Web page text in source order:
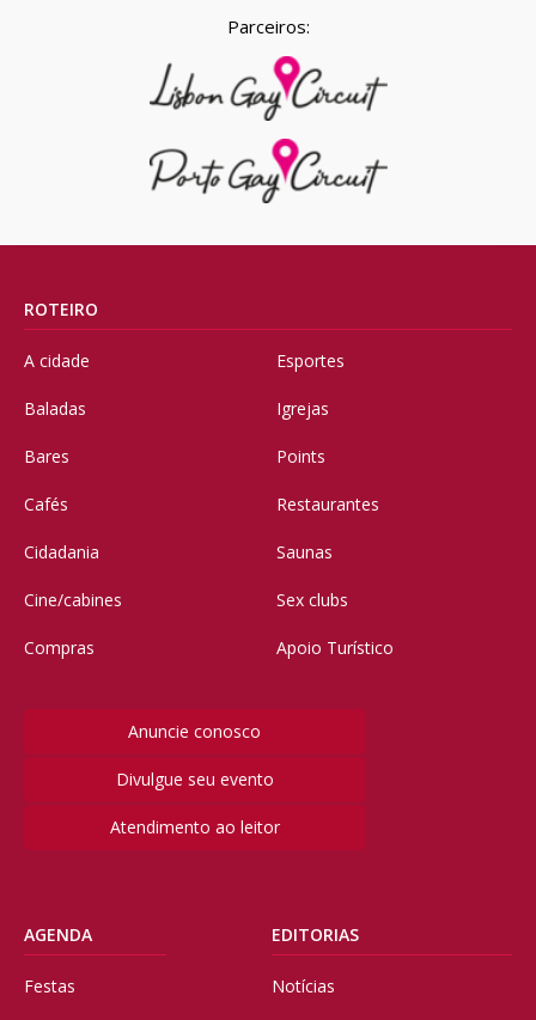
Parceiros:
ROTEIRO
A cidade
Baladas
Bares
Cafés
Cidadania
Cine/cabines
Compras
Esportes
Igrejas
Points
Restaurantes
Saunas
Sex clubs
Apoio Turístico
Anuncie conosco
Divulgue seu evento
Atendimento ao leitor
AGENDA
Festas
EDITORIAS
Notícias